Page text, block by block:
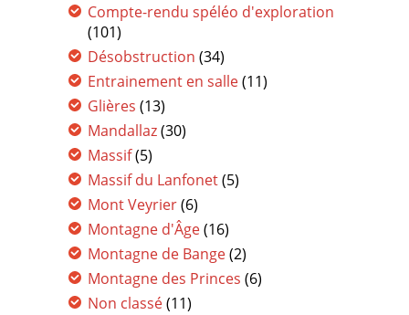
Compte-rendu spéléo d'exploration
(101)
Désobstruction (34)
Entrainement en salle(11)
Glières (13)
Mandallaz(30)
Massif(5)
Massif du Lanfonet(5)
Mont Veyrier(6)
Montagne d'Âge(16)
Montagne de Bange(2)
Montagne des Princes (6)
Non classé(11)